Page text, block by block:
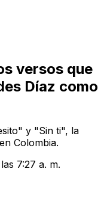
versos que
Díaz como
y "Sin ti", la
Colombia.
7:27 a. m.